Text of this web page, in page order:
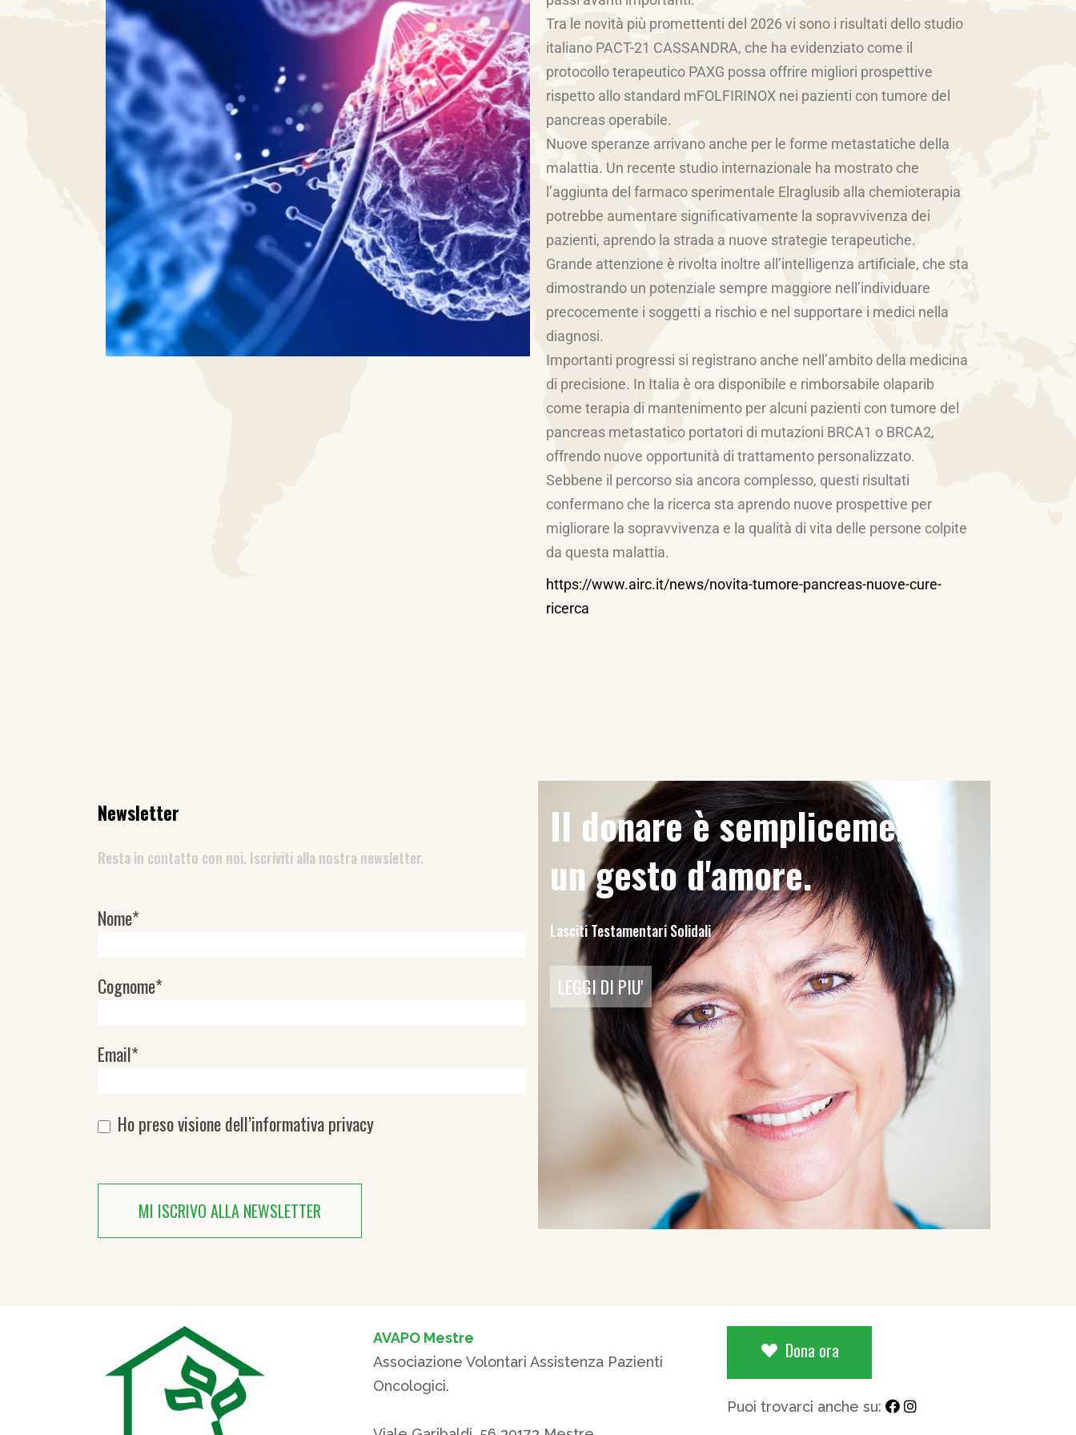
Tra le novità più promettenti del 2026 vi sono i risultati dello studio
italiano PACT-21 CASSANDRA, che ha evidenziato come il
protocollo terapeutico PAXG possa offrire migliori prospettive
rispetto allo standard mFOLFIRINOX nei pazienti con tumore del
pancreas operabile.
Nuove speranze arrivano anche per le forme metastatiche della
malattia. Un recente studio internazionale ha mostrato che
l’aggiunta del farmaco sperimentale Elraglusib alla chemioterapia
potrebbe aumentare significativamente la sopravvivenza dei
pazienti, aprendo la strada a nuove strategie terapeutiche.
Grande attenzione è rivolta inoltre all’intelligenza artificiale, che sta
dimostrando un potenziale sempre maggiore nell’individuare
precocemente i soggetti a rischio e nel supportare i medici nella
diagnosi.
Importanti progressi si registrano anche nell’ambito della medicina
di precisione. In Italia è ora disponibile e rimborsabile olaparib
come terapia di mantenimento per alcuni pazienti con tumore del
pancreas metastatico portatori di mutazioni BRCA1 o BRCA2,
offrendo nuove opportunità di trattamento personalizzato.
Sebbene il percorso sia ancora complesso, questi risultati
confermano che la ricerca sta aprendo nuove prospettive per
migliorare la sopravvivenza e la qualità di vita delle persone colpite
da questa malattia.
https://www.airc.it/news/novita-tumore-pancreas-nuove-cure-
ricerca
Newsletter
Resta in contatto con noi. Iscriviti alla nostra newsletter.
Newsletter
Nome*
Cognome*
Email*
Ho preso visione dell’informativa privacy
MI ISCRIVO ALLA NEWSLETTER
Il donare è semplicemente
un gesto d'amore.
Lasciti Testamentari Solidali
LEGGI DI PIU'
AVAPO Mestre
Associazione Volontari Assistenza Pazienti
Oncologici.
Dona ora
Puoi trovarci anche su: